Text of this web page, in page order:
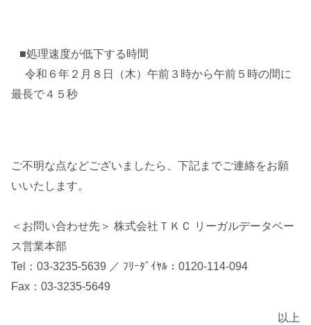
■処理速度が低下する時間
令和６年２月８日（木）午前３時から午前５時の間に
最長で４５秒
ご不明な点などございましたら、下記までご連絡をお願
いいたします。
＜お問い合わせ先＞ 株式会社ＴＫＣ リーガルデータベー
ス営業本部
Tel：03-3235-5639 ／ ﾌﾘｰﾀﾞｲﾔﾙ：0120-114-094
Fax：03-3235-5649
以上